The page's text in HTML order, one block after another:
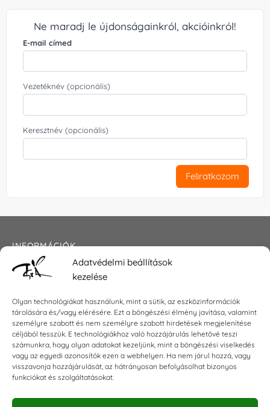
Adatvédelmi beállítások
kezelése
Olyan technológiákat használunk, mint a sütik, az eszközinformációk
tárolására és/vagy elérésére. Ezt a böngészési élmény javítása, valamint
személyre szabott és nem személyre szabott hirdetések megjelenítése
céljából tesszük. E technológiákhoz való hozzájárulás lehetővé teszi
számunkra, hogy olyan adatokat kezeljünk, mint a böngészési viselkedés
vagy az egyedi azonosítók ezen a webhelyen. Ha nem járul hozzá, vagy
visszavonja hozzájárulását, az hátrányosan befolyásolhat bizonyos
funkciókat és szolgáltatásokat.
Ne maradj le újdonságainkról, akcióinkról!
E-mail címed
Vezetéknév (opcionális)
Keresztnév (opcionális)
Feliratkozom
INFORMÁCIÓK
Általános szerződési feltételek
Impresszum
KAPCSOLAT
E-mail:shop@torokszilvi.com
Telefon: +36 30 6767872